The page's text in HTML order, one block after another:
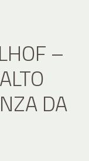
–
DA